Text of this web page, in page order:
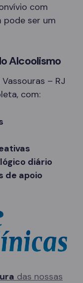
com
ser um
Alcoolismo
– RJ
com:
diário
de apoio
das nossas